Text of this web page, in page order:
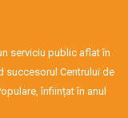
serviciu public aflat în
succesorul Centrului de
înființat în anul